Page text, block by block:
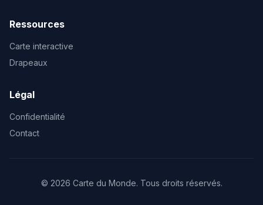
Ressources
Carte interactive
Drapeaux
Légal
Confidentialité
Contact
© 2026 Carte du Monde. Tous droits réservés.